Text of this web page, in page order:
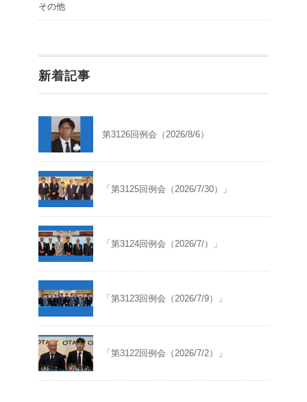
その他
新着記事
第3126回例会（2026/8/6）
「第3125回例会（2026/7/30）」
「第3124回例会（2026/7/）」
「第3123回例会（2026/7/9）」
「第3122回例会（2026/7/2）」